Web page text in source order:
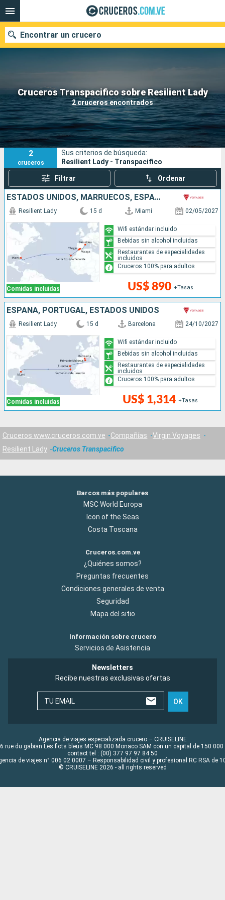
Cruceros Transpacifico sobre Resilient Lady
2 cruceros encontrados
Encontrar un crucero
Nuestros destinos
Fecha de salida
Puertos Compañías
Buscar
2
cruceros
Sus criterios de búsqueda:
Resilient Lady - Transpacifico
Filtrar Ordenar
ESTADOS UNIDOS, MARRUECOS, ESPAÑA
Comidas incluidas
Resilient Lady 15 d Miami 02/05/2027
US$ 890 +Tasas
Wifi estándar incluido
Bebidas sin alcohol incluidas
Restaurantes de especialidades
incluidos
Cruceros 100% para adultos
ESPAÑA, PORTUGAL, ESTADOS UNIDOS
Comidas incluidas
Resilient Lady 15 d Barcelona 24/10/2027
US$ 1,314 +Tasas
Wifi estándar incluido
Bebidas sin alcohol incluidas
Restaurantes de especialidades
incluidos
Cruceros 100% para adultos
Cruceros www.cruceros.com.ve Compañías
Virgin Voyages
Resilient Lady
Cruceros Transpacifico
Barcos más populares
MSC World Europa
Icon of the Seas
Costa Toscana
Cruceros.com.ve
¿Quiénes somos?
Preguntas frecuentes
Condiciones generales de venta
Seguridad
Mapa del sitio
Información sobre crucero
Servicios de Asistencia
Newsletters
Recibe nuestras exclusivas ofertas
TU EMAIL OK
Agencia de viajes especializada crucero – CRUISELINE
rue du gabian Les flots bleus MC 98 000 Monaco SAM con un capital de 150 000
contact tel : (00) 377 97 97 84 50
de viajes n° 006 02 0007 – Responsabilidad civil y profesional RC RSA de
© CRUISELINE 2026 - all rights reserved